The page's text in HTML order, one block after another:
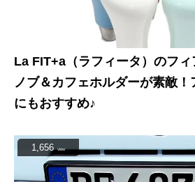
La FIT+a（ラフィータ）のフィ
ノブ＆カフェホルダーが素敵
にもおすすめ♪
1,656 view